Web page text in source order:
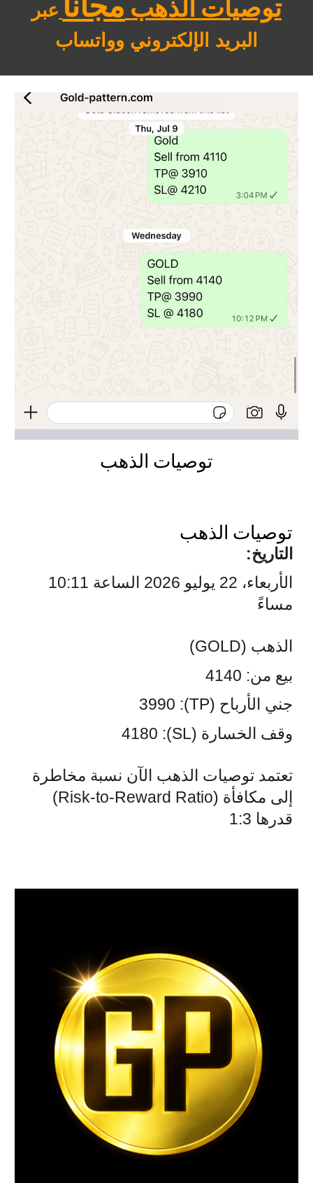
توصيات الذهب
عبر
البريد الإلكتروني وواتساب
توصيات الذهب
توصيات الذهب
التاريخ:
الأربعاء، 22 يوليو 2026 الساعة 10:11
مساءً
الذهب (GOLD)
بيع من: 4140
جني الأرباح (TP): 3990
وقف الخسارة (SL): 4180
تعتمد توصيات الذهب الآن نسبة مخاطرة
إلى مكافأة (Risk-to-Reward Ratio)
قدرها 1:3